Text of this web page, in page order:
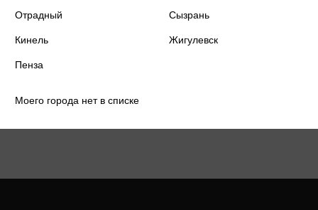
Подробнее о дисконтной карте
Отрадный Сызрань
Кинель Жигулевск
Пенза
Моего города нет в списке